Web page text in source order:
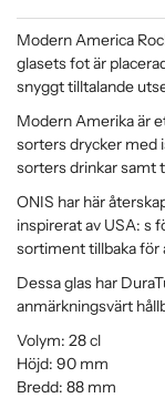
Modern America
glasets fot är
snyggt tilltalande
Modern Amerika är
sorters drycker med
sorters drinkar samt
ONIS har här
inspirerat av USA: s
sortiment tillbaka för
Dessa glas har
anmärkningsvärt
Volym: 28 cl
Höjd: 90 mm
Bredd: 88 mm